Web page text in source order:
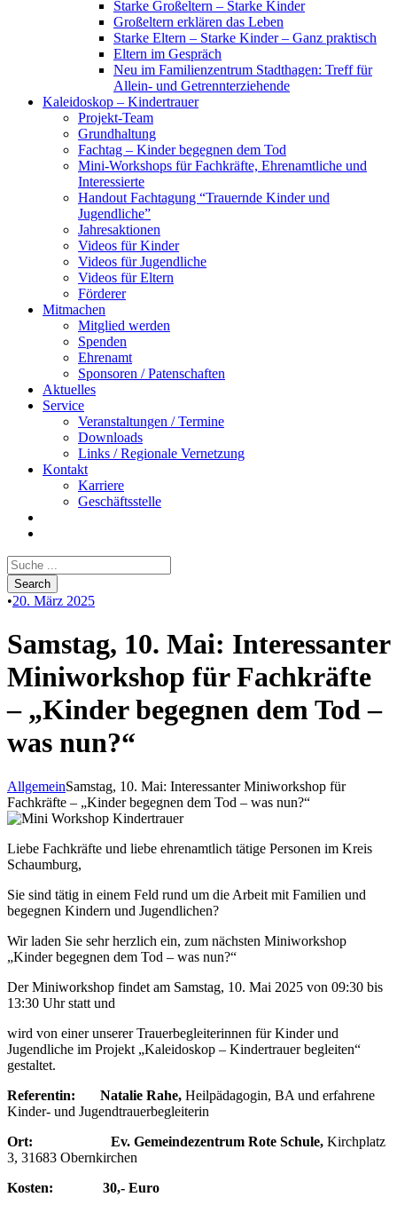
Starke Großeltern – Starke Kinder
Großeltern erklären das Leben
Starke Eltern – Starke Kinder – Ganz praktisch
Eltern im Gespräch
Neu im Familienzentrum Stadthagen: Treff für
Allein- und Getrennterziehende
Kaleidoskop – Kindertrauer
Projekt-Team
Grundhaltung
Fachtag – Kinder begegnen dem Tod
Mini-Workshops für Fachkräfte, Ehrenamtliche und
Interessierte
Handout Fachtagung “Trauernde Kinder und
Jugendliche”
Jahresaktionen
Videos für Kinder
Videos für Jugendliche
Videos für Eltern
Förderer
Mitmachen
Mitglied werden
Spenden
Ehrenamt
Sponsoren / Patenschaften
Aktuelles
Service
Veranstaltungen / Termine
Downloads
Links / Regionale Vernetzung
Kontakt
Karriere
Geschäftsstelle
•20. März 2025
Samstag, 10. Mai: Interessanter
Miniworkshop für Fachkräfte
– „Kinder begegnen dem Tod –
was nun?“
AllgemeinSamstag, 10. Mai: Interessanter Miniworkshop für
Fachkräfte – „Kinder begegnen dem Tod – was nun?“
Liebe Fachkräfte und liebe ehrenamtlich tätige Personen im Kreis
Schaumburg,
Sie sind tätig in einem Feld rund um die Arbeit mit Familien und
begegnen Kindern und Jugendlichen?
Wir laden Sie sehr herzlich ein, zum nächsten Miniworkshop
„Kinder begegnen dem Tod – was nun?“
Der Miniworkshop findet am Samstag, 10. Mai 2025 von 09:30 bis
13:30 Uhr statt und
wird von einer unserer Trauerbegleiterinnen für Kinder und
Jugendliche im Projekt „Kaleidoskop – Kindertrauer begleiten“
gestaltet.
Referentin: Natalie Rahe, Heilpädagogin, BA und erfahrene
Kinder- und Jugendtrauerbegleiterin
Ort: Ev. Gemeindezentrum Rote Schule, Kirchplatz
3, 31683 Obernkirchen
Kosten: 30,- Euro